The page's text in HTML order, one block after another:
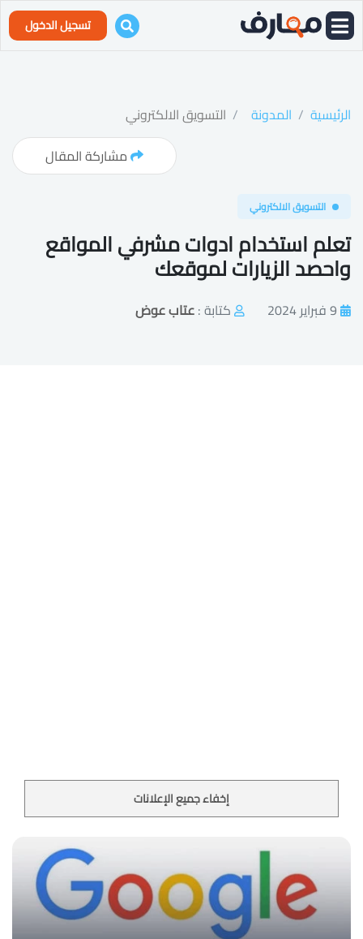
تسجيل الدخول
الرئيسية المدونة
التسويق الالكتروني
مشاركة المقال
التسويق الالكتروني
تعلم استخدام ادوات مشرفي المواقع
واحصد الزيارات لموقعك
9 فبراير 2024 كتابة :عتاب عوض
إخفاء جميع الإعلانات